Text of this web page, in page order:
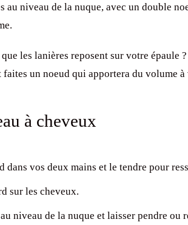
au niveau de la nuque, avec un double
les lanières reposent sur votre épaule
faites un noeud qui apportera du volume
à cheveux
dans vos deux mains et le tendre pour
sur les cheveux.
niveau de la nuque et laisser pendre ou